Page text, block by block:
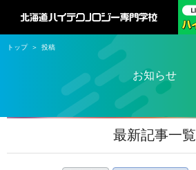
お知らせ
トップ 投稿
最新記事一覧